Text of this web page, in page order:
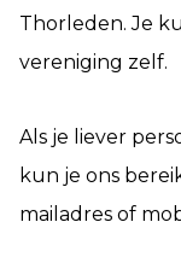
Thorleden. Je
vereniging zelf.
Als je liever
kun je ons
mailadres of